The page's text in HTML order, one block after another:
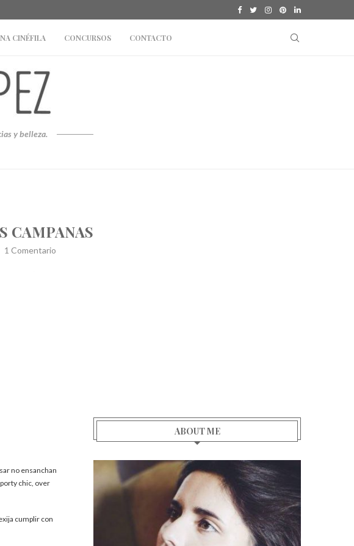
#MODA: COLECCIÓN ALPACA MADE IN PERÚ BY
CINÉFILA CONCURSOS CONTACTO
y belleza.
CAMPANAS
1 Comentario
no ensanchan
chic, over
cumplir con
ABOUT ME